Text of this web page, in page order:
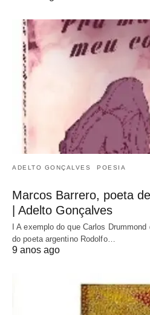
ADELTO GONÇALVES POESIA
Marcos Barrero, poeta
| Adelto Gonçalves
I A exemplo do que Carlos
do poeta argentino Rodolfo…
9 anos ago